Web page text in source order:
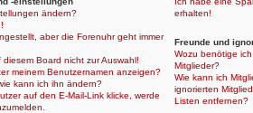
ändern?
aber die Forenuhr geht immer
Board nicht zur Auswahl!
meinem Benutzernamen anzeigen?
kann ich ihn ändern?
auf den E-Mail-Link klicke, werde
erhalten!
Freunde und
Wozu benötige
Mitglieder?
Wie kann ich
ignorierten
Listen entfernen?